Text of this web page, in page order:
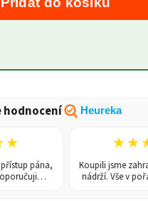
hodnocení Heureka
pána,
Koupili jsme
nádrží. Vše v